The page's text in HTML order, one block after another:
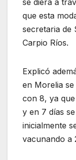
se diera a
que esta
secretaria de
Carpio Ríos.
Explicó
en Morelia
con 8, ya
y en 7 días
inicialmente
vacunando a